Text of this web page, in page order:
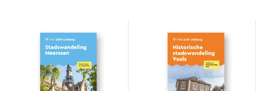
Kerstpakketten
Ansichtkaarten